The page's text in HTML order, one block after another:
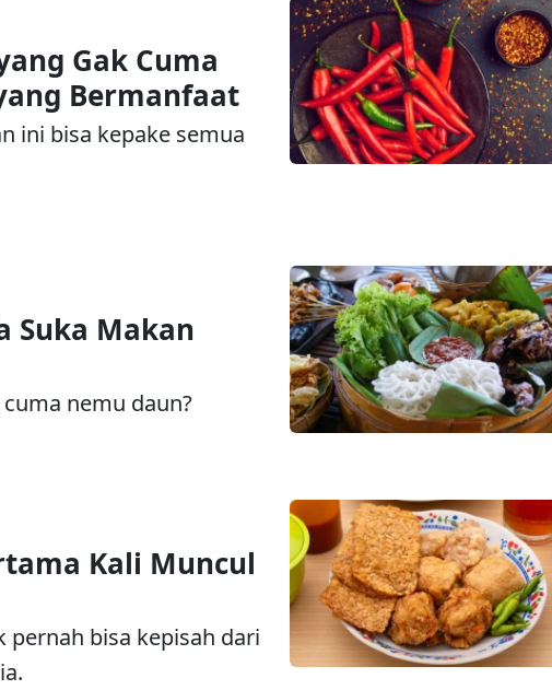
Gak Cuma
Bermanfaat
ini bisa kepake semua
Suka Makan
nemu daun?
Kali Muncul
pernah bisa kepisah dari